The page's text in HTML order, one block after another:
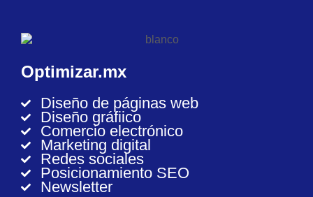
Optimizar.mx
Diseño de páginas web
Diseño gráfiico
Comercio electrónico
Marketing digital
Redes sociales
Posicionamiento SEO
Newsletter